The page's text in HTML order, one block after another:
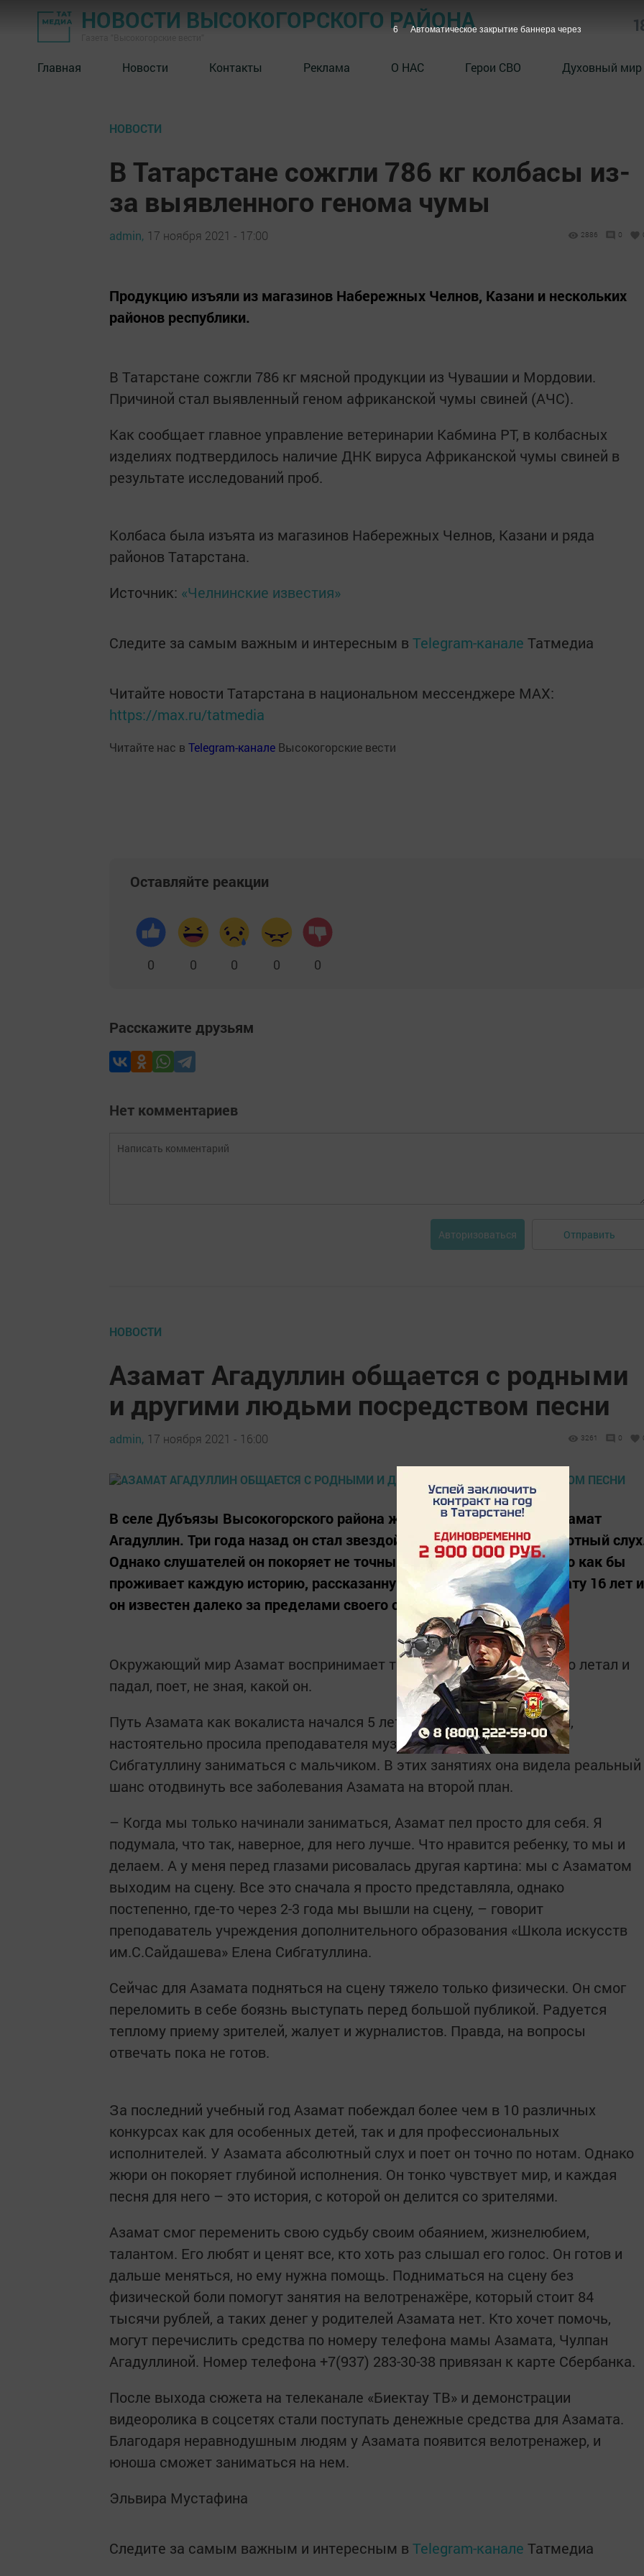
НОВОСТИ ВЫСОКОГОРСКОГО РАЙОНА
Главная Новости Контакты Реклама О НАС Герои СВО Духовный мир
НОВОСТИ
В Татарстане сожгли 786 кг колбасы из-
за выявленного генома чумы
admin, 17 ноября 2021 - 17:00 2886 0
Продукцию изъяли из магазинов Набережных Челнов, Казани и нескольких
районов республики.
В Татарстане сожгли 786 кг мясной продукции из Чувашии и Мордовии.
Причиной стал выявленный геном африканской чумы свиней (АЧС).
Как сообщает главное управление ветеринарии Кабмина РТ, в колбасных
изделиях подтвердилось наличие ДНК вируса Африканской чумы свиней в
результате исследований проб.
Колбаса была изъята из магазинов Набережных Челнов, Казани и ряда
районов Татарстана.
Источник: «Челнинские известия»
Следите за самым важным и интересным в Telegram-канале Татмедиа
Читайте новости Татарстана в национальном мессенджере MАХ:
https://max.ru/tatmedia
Читайте нас в Telegram-канале Высокогорские вести
Оставляйте реакции
0 0 0 0 0
Расскажите друзьям
Нет комментариев
Авторизоваться Отправить
НОВОСТИ
Азамат Агадуллин общается с родными
и другими людьми посредством песни
admin, 17 ноября 2021 - 16:00 3261 0
В селе Дубъязы Высокогорского района живет юноша по имени Азамат
Агадуллин. Три года назад он стал звездой района. У юноши абсолютный
Однако слушателей он покоряет не точным исполнением, а тем, что как бы
проживает каждую историю, рассказанную в песне. Сегодня Азамату 16 лет и
он известен далеко за пределами своего села.
Окружающий мир Азамат воспринимает только на слух. О снеге, что летал и
падал, поет, не зная, какой он.
Путь Азамата как вокалиста начался 5 лет назад. Его мама, Чулпан,
настоятельно просила преподавателя музыкальной школы Елену
Сибгатуллину заниматься с мальчиком. В этих занятиях она видела реальный
шанс отодвинуть все заболевания Азамата на второй план.
– Когда мы только начинали заниматься, Азамат пел просто для себя. Я
подумала, что так, наверное, для него лучше. Что нравится ребенку, то мы и
делаем. А у меня перед глазами рисовалась другая картина: мы с Азаматом
выходим на сцену. Все это сначала я просто представляла, однако
постепенно, где-то через 2-3 года мы вышли на сцену, – говорит
преподаватель учреждения дополнительного образования «Школа искусств
им.С.Сайдашева» Елена Сибгатуллина.
Сейчас для Азамата подняться на сцену тяжело только физически. Он смог
переломить в себе боязнь выступать перед большой публикой. Радуется
теплому приему зрителей, жалует и журналистов. Правда, на вопросы
отвечать пока не готов.
За последний учебный год Азамат побеждал более чем в 10 различных
конкурсах как для особенных детей, так и для профессиональных
исполнителей. У Азамата абсолютный слух и поет он точно по нотам. Однако
жюри он покоряет глубиной исполнения. Он тонко чувствует мир, и каждая
песня для него – это история, с которой он делится со зрителями.
Азамат смог переменить свою судьбу своим обаянием, жизнелюбием,
талантом. Его любят и ценят все, кто хоть раз слышал его голос. Он готов и
дальше меняться, но ему нужна помощь. Подниматься на сцену без
физической боли помогут занятия на велотренажёре, который стоит 84
тысячи рублей, а таких денег у родителей Азамата нет. Кто хочет помочь,
могут перечислить средства по номеру телефона мамы Азамата, Чулпан
Агадуллиной. Номер телефона +7(937) 283-30-38 привязан к карте Сбербанка.
После выхода сюжета на телеканале «Биектау ТВ» и демонстрации
видеоролика в соцсетях стали поступать денежные средства для Азамата.
Благодаря неравнодушным людям у Азамата появится велотренажер, и
юноша сможет заниматься на нем.
Эльвира Мустафина
Следите за самым важным и интересным в Telegram-канале Татмедиа
5 Автоматическое закрытие баннера через